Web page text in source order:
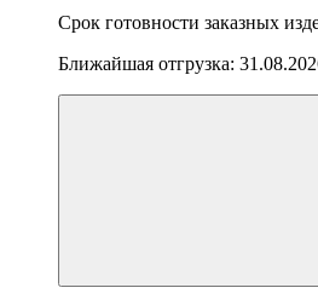
Срок готовности заказных
Ближайшая отгрузка: